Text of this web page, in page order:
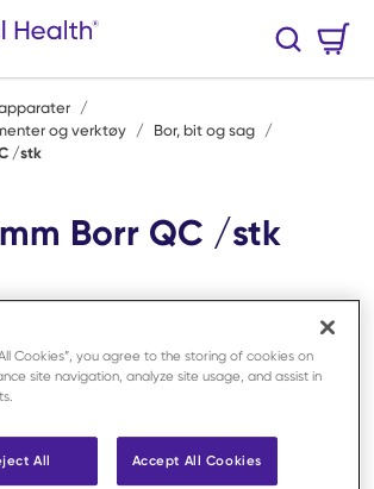
Søk
/
og verktøy / Bor, bit og sag /
/stk
Borr QC /stk
Cookies”, you agree to the storing of cookies on
site navigation, analyze site usage, and assist in
All Accept All Cookies